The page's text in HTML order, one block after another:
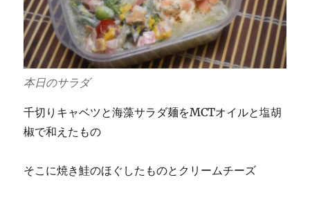
本日のサラダ
千切りキャベツと海藻サラダ麺をMCTオイルと塩胡
椒で和えたもの
そこに焼き鮭のほぐしたものとクリームチーズ